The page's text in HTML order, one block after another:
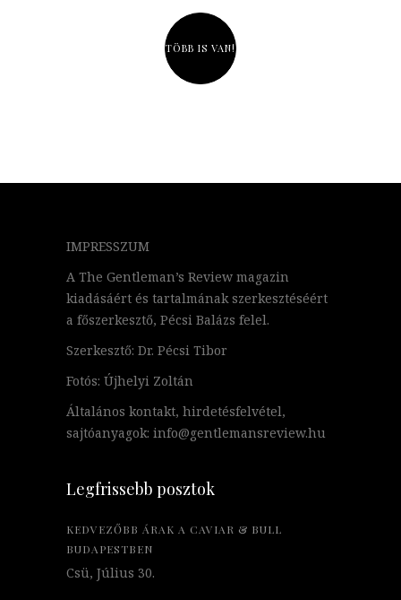
TÖBB IS VAN!
IMPRESSZUM
A The Gentleman’s Review magazin
kiadásáért és tartalmának szerkesztéséért
a főszerkesztő, Pécsi Balázs felel.
Szerkesztő: Dr. Pécsi Tibor
Fotós: Újhelyi Zoltán
Általános kontakt, hirdetésfelvétel,
sajtóanyagok: info@gentlemansreview.hu
Legfrissebb posztok
KEDVEZŐBB ÁRAK A CAVIAR & BULL
BUDAPESTBEN
Csü, Július 30.